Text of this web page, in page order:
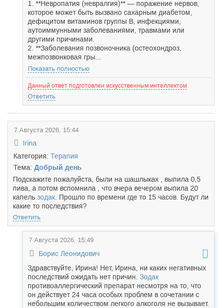
1. **Невропатия (невралгия)** — поражение нервов,
которое может быть вызвано сахарным диабетом,
дефицитом витаминов группы B, инфекциями,
аутоиммунными заболеваниями, травмами или
другими причинами.
2. **Заболевания позвоночника (остеохондроз,
межпозвонковая гры...
Показать полностью
Данный ответ подготовлен искусственным интеллектом
Ответить
7 Августа 2026, 15:44
Irina
Категория: Терапия
Тема: Добрый день
Подскажите пожалуйста, были на шашлыках , выпила 0,5
пива, а потом вспомнила , что вчера вечером выпила 20
капель зодак . Прошло по времени где то 15 часов. Будут ли
какие то последствия?
Ответить
7 Августа 2026, 15:49
Борис Леонидович
Здравствуйте, Ирина! Нет, Ирина, ни каких негативных
последствий ожидать нет причин. Зодак
противоаллергический препарат несмотря на то, что
он действует 24 часа особых проблем в сочетании с
небольшим количеством легкого алкоголя не вызывает.